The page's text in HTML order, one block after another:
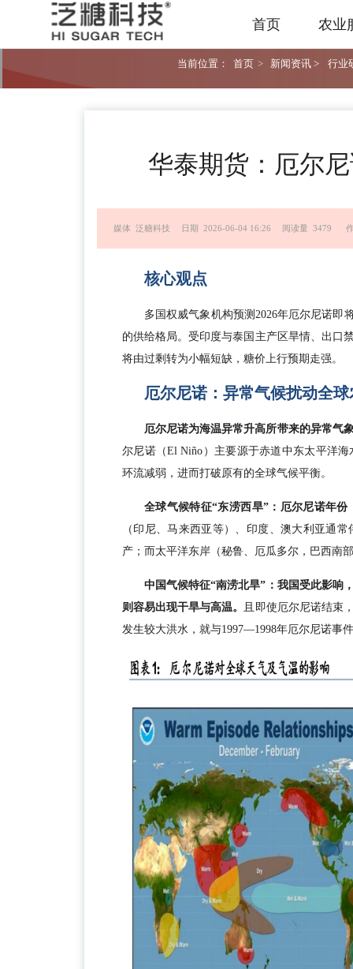
首页 农业
当前位置： 首页 > 新闻资讯 > 行业
华泰期货：厄尔
媒体 泛糖科技 日期 2026-06-04 16:26 阅读量 3479
核心观点
多国权威气象机构预测2026年厄尔尼诺即
的供给格局。受印度与泰国主产区旱情、出口
将由过剩转为小幅短缺，糖价上行预期走强。
厄尔尼诺：异常气候扰动全
厄尔尼诺为海温异常升高所带来的异常气
尔尼诺（El Niño）主要源于赤道中东太平洋
环流减弱，进而打破原有的全球气候平衡。
全球气候特征“东涝西旱”：厄尔尼诺年
（印尼、马来西亚等）、印度、澳大利亚通
产；而太平洋东岸（秘鲁、厄瓜多尔，巴西南
中国气候特征“南涝北旱”：我国受此影响
则容易出现干旱与高温。
且即使厄尔尼诺结束
发生较大洪水，就与1997—1998年厄尔尼诺事